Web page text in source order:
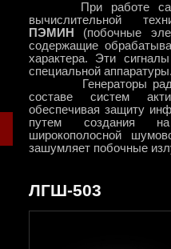
При работе самых
вычислительной
ПЭМИН
(побочные
содержащие
характера. Эти
специальной
Генераторы
составе систем
обеспечивая защиту
путем создания
широкополосной
зашумляет побочные
ЛГШ-503